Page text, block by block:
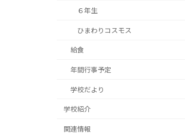
６年生
ひまわりコスモス
給食
年間行事予定
学校だより
学校紹介
関連情報